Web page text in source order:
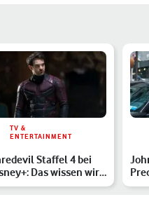
TV &
ENTERTAINMENT
Staffel 4 bei
Das wissen wir
Born Again